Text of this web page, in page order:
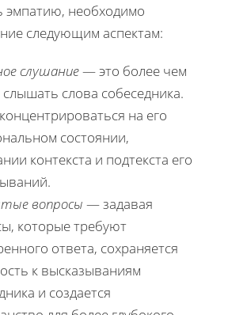
эмпатию, необходимо
следующим аспектам:
слушание— это более чем
слова собеседника.
на его
состоянии,
контекста и подтекста его
вопросы — задавая
которые требуют
ответа, сохраняется
к высказываниям
и создается